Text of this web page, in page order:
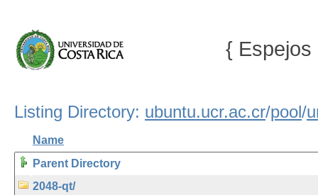
{ Espejos
Listing Directory: ubuntu.ucr.ac.cr/pool/
Name
Parent Directory
2048-qt/